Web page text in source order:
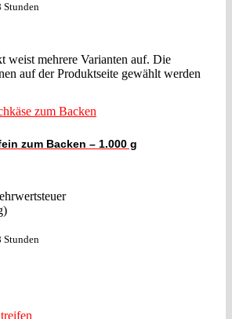
Stunden
weist mehrere Varianten auf. Die
auf der Produktseite gewählt werden
zum Backen – 1.000 g
Stunden